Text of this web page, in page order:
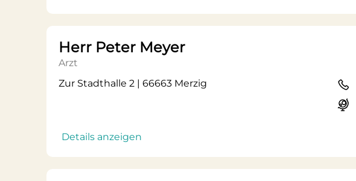
Herr Peter Meyer
Arzt
Zur Stadthalle 2 | 66663 Merzig
Details anzeigen